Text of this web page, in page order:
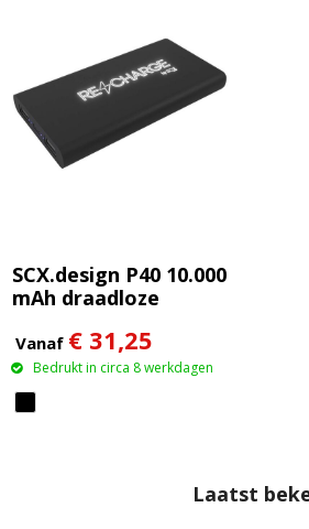
SCX.design P40 10.000
mAh draadloze
met oplichtend
Vanaf € 31,25
Bedrukt in circa 8 werkdagen
Laatst